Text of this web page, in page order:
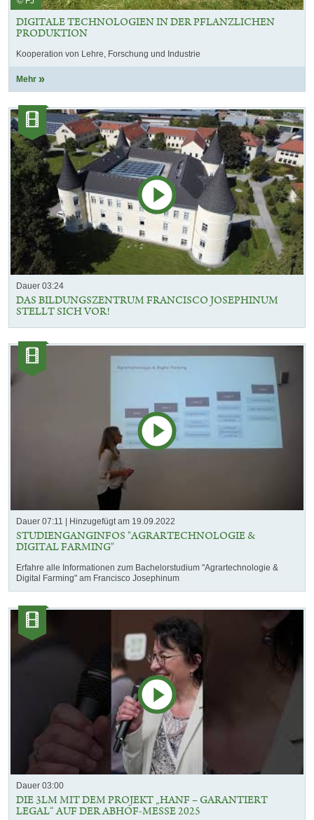
DIGITALE TECHNOLOGIEN IN DER PFLANZLICHEN
PRODUKTION
Kooperation von Lehre, Forschung und Industrie
Mehr
Kategorie:
Videos
Dauer 03:24
DAS BILDUNGSZENTRUM FRANCISCO JOSEPHINUM
STELLT SICH VOR!
Kategorie:
Videos
Dauer 07:11 Hinzugefügt am 19.09.2022
STUDIENGANGINFOS "AGRARTECHNOLOGIE &
DIGITAL FARMING"
Erfahre alle Informationen zum Bachelorstudium "Agrartechnologie &
Digital Farming" am Francisco Josephinum
Kategorie:
Videos
Dauer 03:00
DIE 3LM MIT DEM PROJEKT „HANF – GARANTIERT
LEGAL“ AUF DER ABHOF-MESSE 2025